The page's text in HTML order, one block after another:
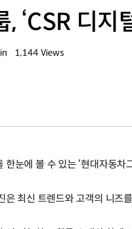
‘CSR 디지
1,144 Views
눈에 볼 수 있는 ‘현대자동차
은 최신 트렌드와 고객의 니즈